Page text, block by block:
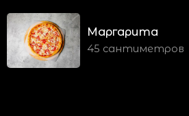
Маргарита
45 сантиметров